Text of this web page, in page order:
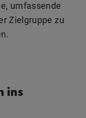
umfassende
Zielgruppe zu
ins